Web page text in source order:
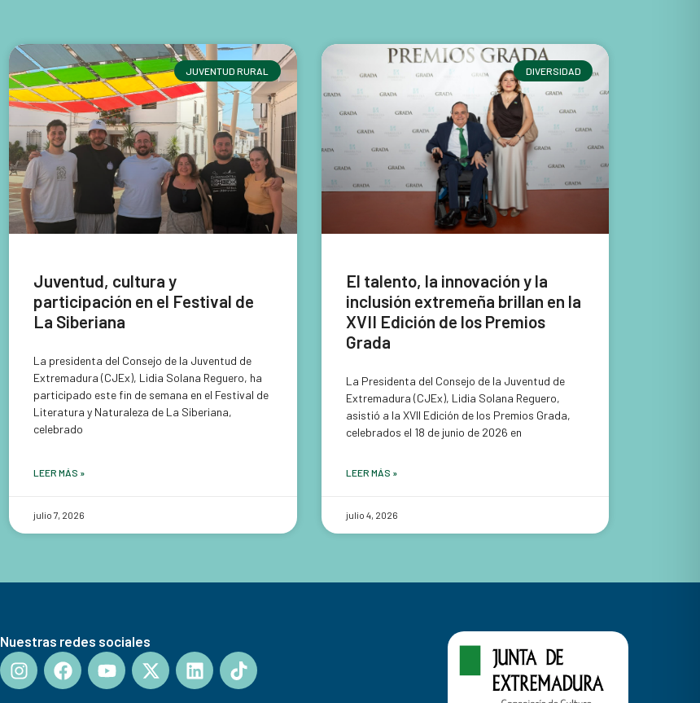
JUVENTUD RURAL
Juventud, cultura y
participación en el Festival de
La Siberiana
La presidenta del Consejo de la Juventud de
Extremadura (CJEx), Lidia Solana Reguero, ha
participado este fin de semana en el Festival de
Literatura y Naturaleza de La Siberiana,
celebrado
LEER MÁS »
julio 7, 2026
DIVERSIDAD
El talento, la innovación y la
inclusión extremeña brillan en la
XVII Edición de los Premios
Grada
La Presidenta del Consejo de la Juventud de
Extremadura (CJEx), Lidia Solana Reguero,
asistió a la XVII Edición de los Premios Grada,
celebrados el 18 de junio de 2026 en
LEER MÁS »
julio 4, 2026
Nuestras redes sociales